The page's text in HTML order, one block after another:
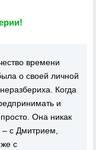
времени
о своей личной
Когда
и
Она никак
– с Дмитрием,
с